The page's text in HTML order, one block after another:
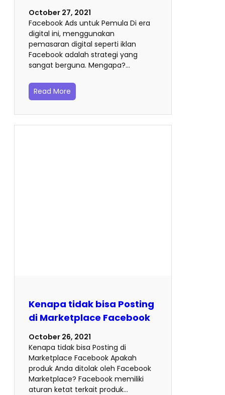
October 27, 2021
Facebook Ads untuk Pemula Di era
digital ini, menggunakan
pemasaran digital seperti iklan
Facebook adalah strategi yang
sangat berguna. Mengapa?…
Read More
Kenapa tidak bisa Posting
di Marketplace Facebook
October 26, 2021
Kenapa tidak bisa Posting di
Marketplace Facebook Apakah
produk Anda ditolak oleh Facebook
Marketplace? Facebook memiliki
aturan ketat terkait produk…